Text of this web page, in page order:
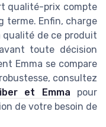
qualité-prix compte
terme. Enfin, charge
qualité de ce produit
toute décision
Emma se compare
consultez
et Emma pour
de votre besoin de